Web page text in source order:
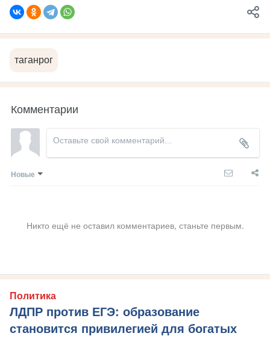
таганрог
Комментарии
Новые
Никто ещё не оставил комментариев, станьте первым.
Политика
ЛДПР против ЕГЭ: образование
становится привилегией для богатых